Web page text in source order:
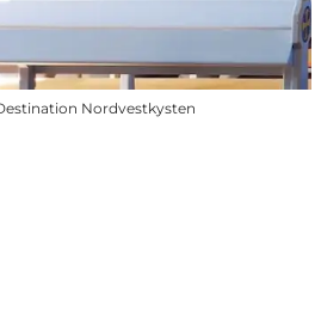
Nordvestkysten